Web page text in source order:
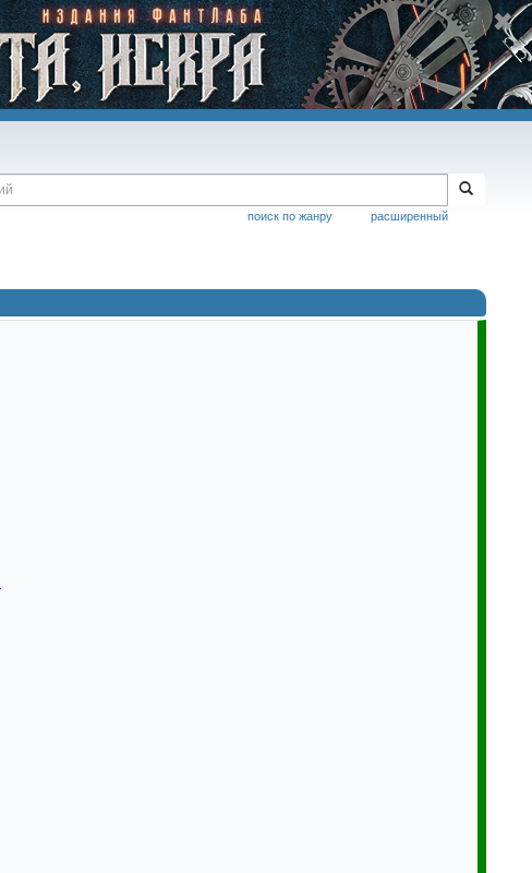
расширенный
поиск по жанру